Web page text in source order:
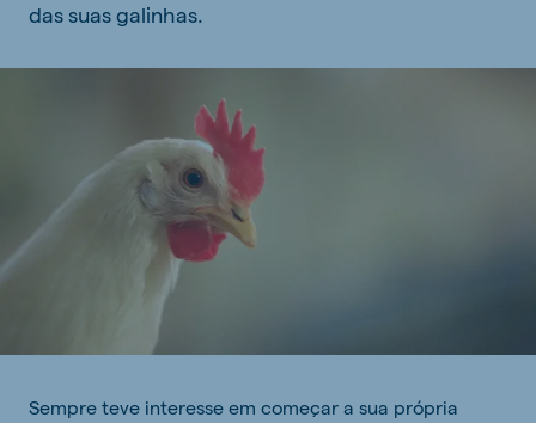
das suas galinhas.
Sempre teve interesse em começar a sua própria